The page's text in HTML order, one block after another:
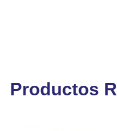
Productos